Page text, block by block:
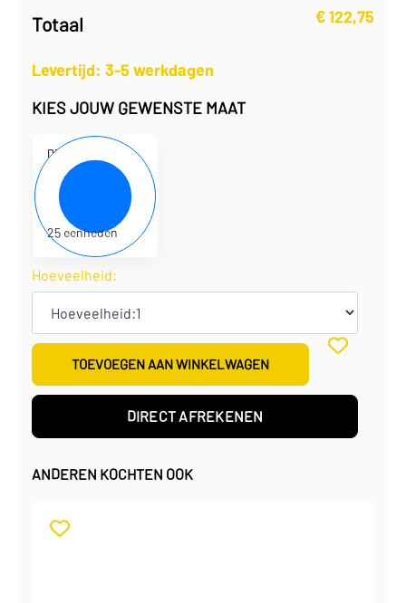
Totaal €122,75
Levertijd: 3-5 werkdagen
KIES JOUW GEWENSTE MAAT
D310200
22 x 22 x 22 cm
4,91 per eenheid
122,75 per doos
25 eenheden
Hoeveelheid:
TOEVOEGEN AAN WINKELWAGEN
DIRECT AFREKENEN
ANDEREN KOCHTEN OOK